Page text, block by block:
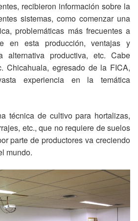
recibieron información sobre la
sistemas, como comenzar una
problemáticas más frecuentes a
en esta producción, ventajas y
alternativa productiva, etc. Cabe
Chicahuala, egresado de la FICA,
experiencia en la temática
técnica de cultivo para hortalizas,
etc., que no requiere de suelos
parte de productores va creciendo
mundo.